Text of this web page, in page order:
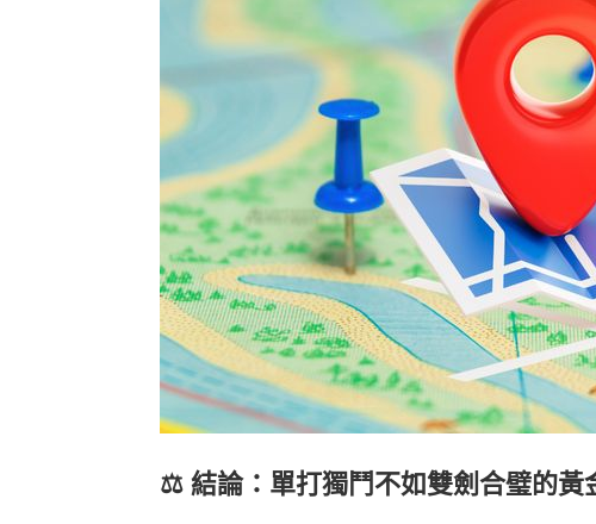
⚖️ 結論：單打獨鬥不如雙劍合璧的黃